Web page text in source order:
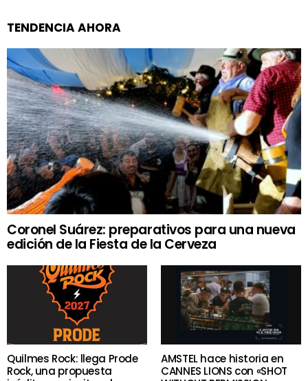
TENDENCIA AHORA
Coronel Suárez: preparativos para una nueva
edición de la Fiesta de la Cerveza
Quilmes Rock: llega Prode
Rock, una propuesta
AMSTEL hace historia en
CANNES LIONS con «SHOT